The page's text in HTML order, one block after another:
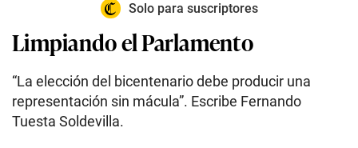
Solo para suscriptores
Limpiando el Parlamento
“La elección del bicentenario debe producir una
representación sin mácula”. Escribe Fernando
Tuesta Soldevilla.